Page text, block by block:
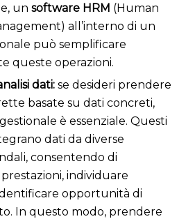
un software HRM (Human
all’interno di un
può semplificare
queste operazioni.
dati: se desideri prendere
basate su dati concreti,
è essenziale. Questi
dati da diverse
consentendo di
individuare
opportunità di
In questo modo, prendere